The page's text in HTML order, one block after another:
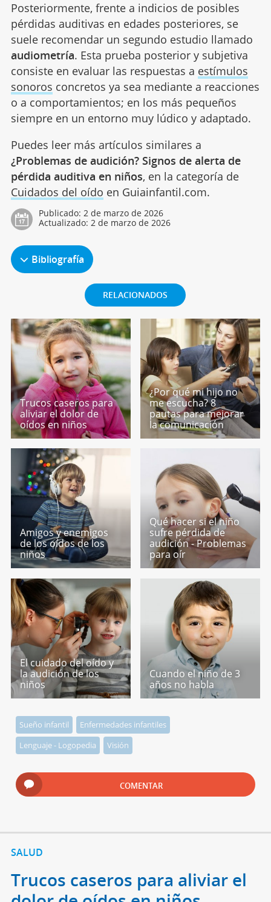
Posteriormente, frente a indicios de posibles
pérdidas auditivas en edades posteriores, se
suele recomendar un segundo estudio llamado
audiometría. Esta prueba posterior y subjetiva
consiste en evaluar las respuestas a estímulos
sonoros concretos ya sea mediante a reacciones
o a comportamientos; en los más pequeños
siempre en un entorno muy lúdico y adaptado.
Puedes leer más artículos similares a
¿Problemas de audición? Signos de alerta de
pérdida auditiva en niños, en la categoría de
Cuidados del oído en Guiainfantil.com.
Publicado: 2 de marzo de 2026
Actualizado: 2 de marzo de 2026
Bibliografía
RELACIONADOS
Trucos caseros para
aliviar el dolor de
oídos en niños
¿Por qué mi hijo no
me escucha? 8
pautas para mejorar
la comunicación
Amigos y enemigos
de los oídos de los
niños
Qué hacer si el niño
sufre pérdida de
audición - Problemas
para oír
El cuidado del oído y
la audición de los
niños
Cuando el niño de 3
años no habla
Sueño infantil
Enfermedades infantiles
Lenguaje - Logopedia
Visión
COMENTAR
SALUD
Trucos caseros para aliviar el